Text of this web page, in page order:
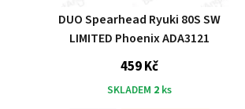
DUO Spearhead Ryuki 80S SW
LIMITED Phoenix ADA3121
459 Kč
SKLADEM 2 ks